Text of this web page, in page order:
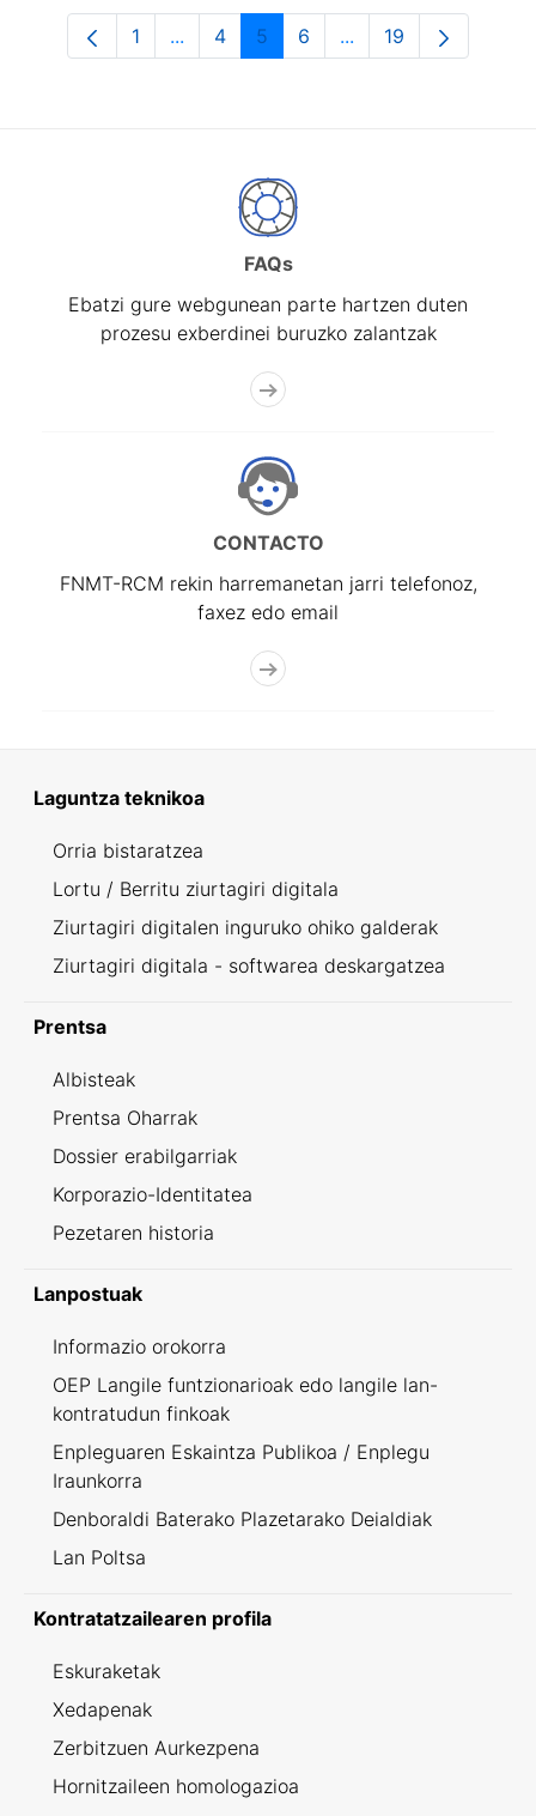
Orrialdea
1 ...Intermediate Pages Use TAB to
Orrialdea
4 Orrialdea
5 Orrialdea
6 ...Intermediate Pages
Orrialdea
19
FAQs
Ebatzi gure webgunean parte hartzen duten
prozesu exberdinei buruzko zalantzak
CONTACTO
FNMT-RCM rekin harremanetan jarri telefonoz,
faxez edo email
Laguntza teknikoa
Orria bistaratzea
Lortu / Berritu ziurtagiri digitala
Ziurtagiri digitalen inguruko ohiko galderak
Ziurtagiri digitala - softwarea deskargatzea
Prentsa
Albisteak
Prentsa Oharrak
Dossier erabilgarriak
Korporazio-Identitatea
Pezetaren historia
Lanpostuak
Informazio orokorra
OEP Langile funtzionarioak edo langile lan-
kontratudun finkoak
Enpleguaren Eskaintza Publikoa / Enplegu
Iraunkorra
Denboraldi Baterako Plazetarako Deialdiak
Lan Poltsa
Kontratatzailearen profila
Eskuraketak
Xedapenak
Zerbitzuen Aurkezpena
Hornitzaileen homologazioa